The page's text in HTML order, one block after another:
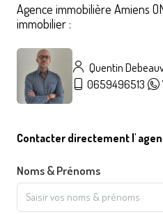
Agence immobilière Amiens
immobilier :
Quentin
0659496513
Contacter directement l'
Noms & Prénoms